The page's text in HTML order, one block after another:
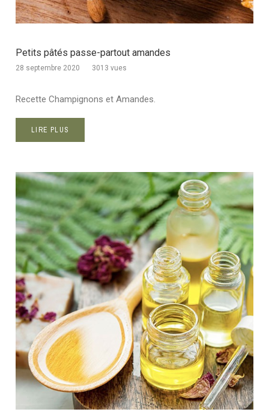
Petits pâtés passe-partout amandes
28 septembre 2020 3013 vues
Recette Champignons et Amandes.
LIRE PLUS